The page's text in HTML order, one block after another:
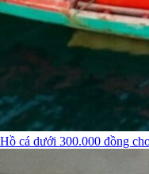
Hồ cá dưới 300.000 đồng